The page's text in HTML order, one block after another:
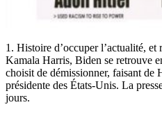
1. Histoire d’occuper l’actualité, et
Kamala Harris, Biden se retrouve
choisit de démissionner, faisant de
présidente des États-Unis. La
jours.